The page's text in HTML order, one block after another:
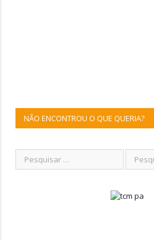
NÃO ENCONTROU O QUE QUERIA?